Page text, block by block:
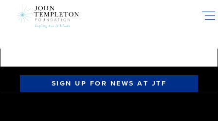
SIGN UP FOR NEWS AT JTF